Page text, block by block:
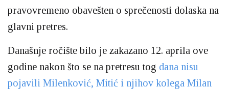
pravovremeno obavešten o sprečenosti dolaska na
glavni pretres.
Današnje ročište bilo je zakazano 12. aprila ove
godine nakon što se na pretresu tog dana nisu
pojavili Milenković, Mitić i njihov kolega Milan